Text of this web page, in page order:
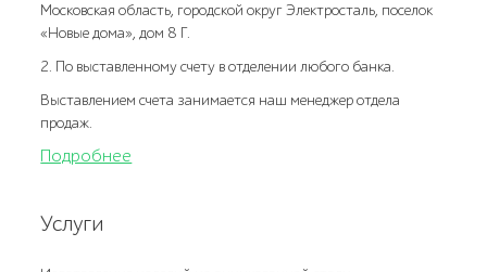
Московская область, городской округ Электросталь, поселок
«Новые дома», дом 8 Г.
2. По выставленному счету в отделении любого банка.
Выставлением счета занимается наш менеджер отдела
продаж.
Подробнее
Услуги